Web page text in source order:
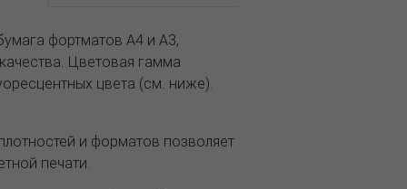
фортматов А4 и А3,
Цветовая гамма
цвета (см. ниже).
и форматов позволяет
печати.